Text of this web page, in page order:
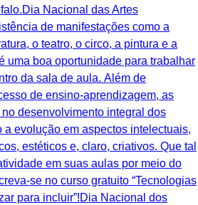
Nacional das Artes
de manifestações como a
o teatro, o circo, a pintura e a
uma boa oportunidade para trabalhar
da sala de aula. Além de
de ensino-aprendizagem, as
desenvolvimento integral dos
a evolução em aspectos intelectuais,
estéticos e, claro, criativos. ‍Que tal
em suas aulas por meio do
se no curso gratuito “Tecnologias
para incluir”!Dia Nacional dos